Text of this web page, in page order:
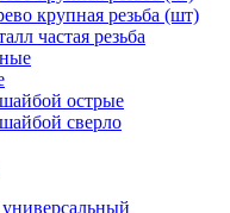
крупная резьба (шт)
частая резьба
острые
сверло